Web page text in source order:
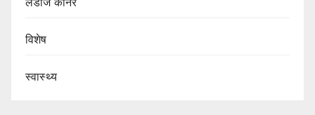
विशेष
स्वास्थ्य